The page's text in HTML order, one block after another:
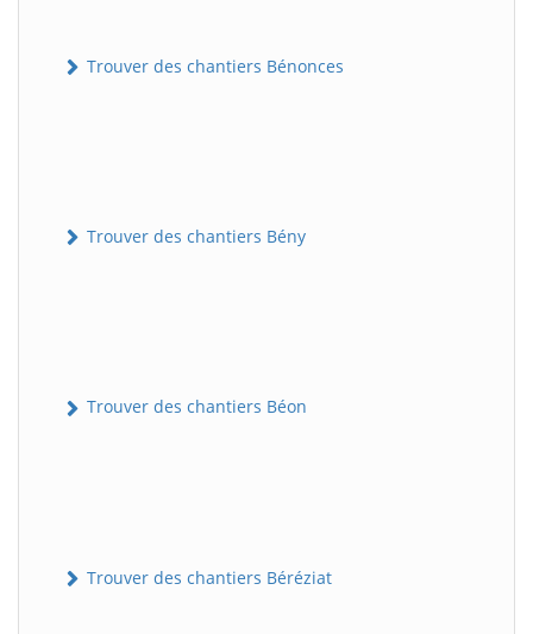
Trouver des chantiers Bénonces
Trouver des chantiers Bény
Trouver des chantiers Béon
Trouver des chantiers Béréziat